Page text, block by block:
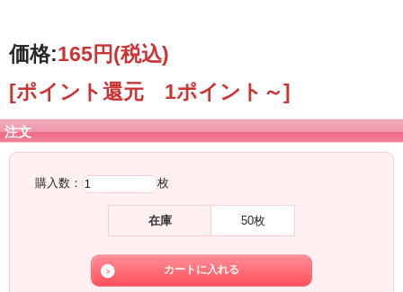
価格:165円(税込)
[ポイント還元 1ポイント～]
注文
購入数： 枚
在庫 50枚